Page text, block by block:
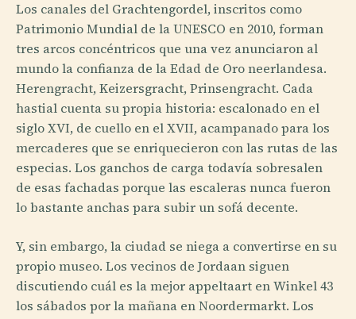
Los canales del Grachtengordel, inscritos como
Patrimonio Mundial de la UNESCO en 2010, forman
tres arcos concéntricos que una vez anunciaron al
mundo la confianza de la Edad de Oro neerlandesa.
Herengracht, Keizersgracht, Prinsengracht. Cada
hastial cuenta su propia historia: escalonado en el
siglo XVI, de cuello en el XVII, acampanado para los
mercaderes que se enriquecieron con las rutas de las
especias. Los ganchos de carga todavía sobresalen
de esas fachadas porque las escaleras nunca fueron
lo bastante anchas para subir un sofá decente.
Y, sin embargo, la ciudad se niega a convertirse en su
propio museo. Los vecinos de Jordaan siguen
discutiendo cuál es la mejor appeltaart en Winkel 43
los sábados por la mañana en Noordermarkt. Los